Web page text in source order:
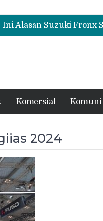
Komersial
2024